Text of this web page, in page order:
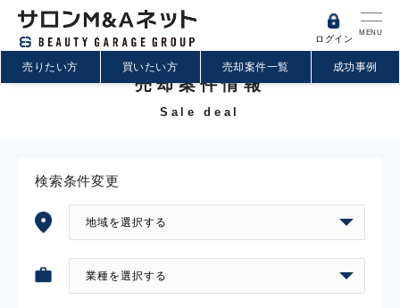
MENU
ログイン
売りたい方 買いたい方 売却案件一覧 成功事例
売却案件情報
Sale deal
検索条件変更